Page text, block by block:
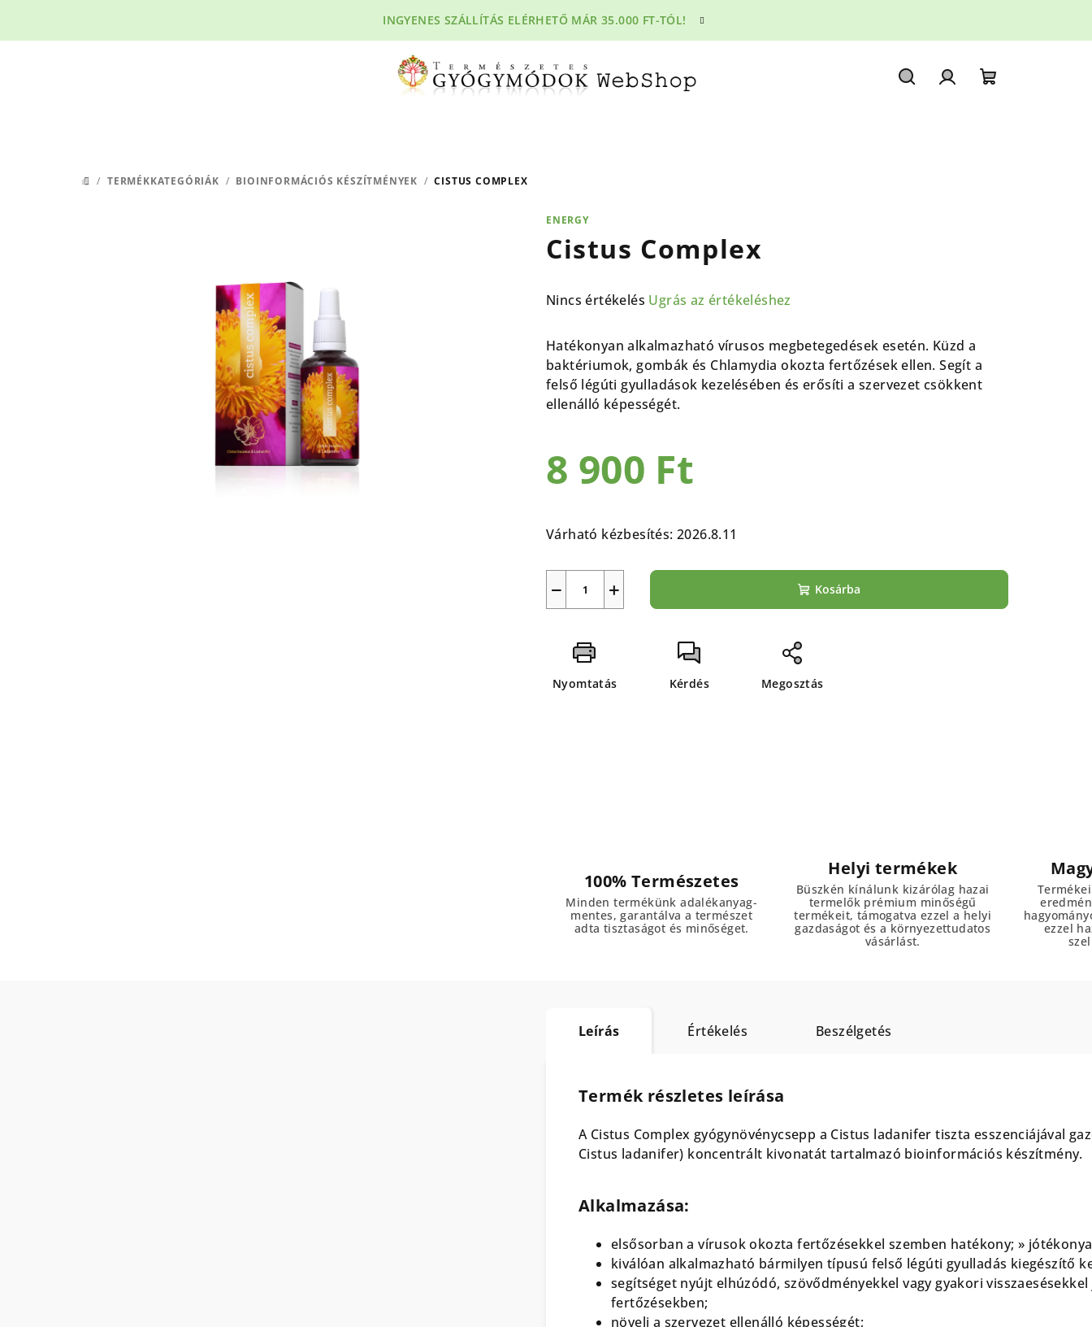
INGYENES SZÁLLÍTÁS ELÉRHETŐ MÁR 35.000 FT-TÓL!
KEZDŐLAP
/ TERMÉKKATEGÓRIÁK / BIOINFORMÁCIÓS KÉSZÍTMÉNYEK / CISTUS COMPLEX
ENERGY
Cistus Complex
A
átlagos
értékelése
5-
ből
Nincs értékelés Ugrás az értékeléshez
Hatékonyan alkalmazható vírusos megbetegedések esetén. Küzd a
baktériumok, gombák és Chlamydia okozta fertőzések ellen. Segít a
felső légúti gyulladások kezelésében és erősíti a szervezet csökkent
ellenálló képességét.
8 900 Ft
Várható kézbesítés: 2026.8.11
+
− Kosárba
Nyomtatás Kérdés Megosztás
100% Természetes
Minden termékünk adalékanyag-
mentes, garantálva a természet
adta tisztaságot és minőséget.
Helyi termékek
Büszkén kínálunk kizárólag hazai
termelők prémium minőségű
termékeit, támogatva ezzel a helyi
gazdaságot és a környezettudatos
vásárlást.
ezzel
Leírás Értékelés Beszélgetés
Termék részletes leírása
A Cistus Complex gyógynövénycsepp a Cistus ladanifer tiszta esszenciájával
Cistus ladanifer) koncentrált kivonatát tartalmazó bioinformációs készítmény.
Alkalmazása:
elsősorban a vírusok okozta fertőzésekkel szemben hatékony; »
kiválóan alkalmazható bármilyen típusú felső légúti gyulladás kiegészítő
segítséget nyújt elhúzódó, szövődményekkel vagy gyakori
fertőzésekben;
növeli a szervezet ellenálló képességét;